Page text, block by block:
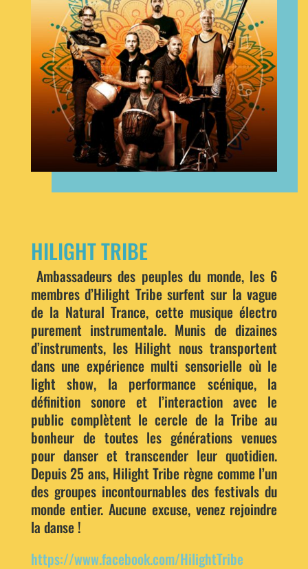
HILIGHT TRIBE
Ambassadeurs des peuples du monde, les 6
membres d’Hilight Tribe surfent sur la vague
de la Natural Trance, cette musique électro
purement instrumentale. Munis de dizaines
d’instruments, les Hilight nous transportent
dans une expérience multi sensorielle où le
light show, la performance scénique, la
définition sonore et l’interaction avec le
public complètent le cercle de la Tribe au
bonheur de toutes les générations venues
pour danser et transcender leur quotidien.
Depuis 25 ans, Hilight Tribe règne comme l’un
des groupes incontournables des festivals du
monde entier. Aucune excuse, venez rejoindre
la danse !
https://www.facebook.com/HilightTribe